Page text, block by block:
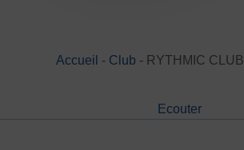
Les Boutiques F.S.G.T
Accueil - Club - RYTHMIC
Ecouter